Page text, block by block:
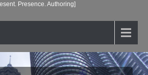
Presence. Authoring]